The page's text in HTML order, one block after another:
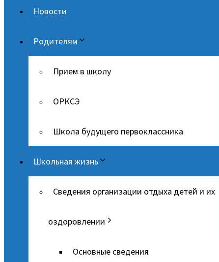
Новости
Родителям
Прием в школу
ОРКСЭ
Школа будущего первоклассника
Школьная жизнь
Сведения организации отдыха детей и их
оздоровлении
Основные сведения